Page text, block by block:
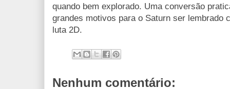
quando bem explorado. Uma conversão
grandes motivos para o Saturn ser lembrado
luta 2D.
Nenhum comentário: